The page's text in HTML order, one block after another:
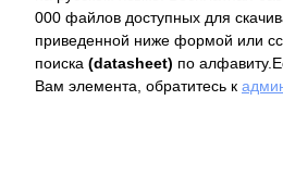
000 файлов доступных для
приведенной ниже формой или
поиска (datasheet) по
Вам элемента, обратитесь к